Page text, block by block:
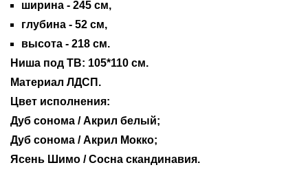
ширина - 245 см,
глубина - 52 см,
высота - 218 см.
Ниша под ТВ: 105*110 см.
Материал ЛДСП.
Цвет исполнения:
Дуб сонома / Акрил белый;
Дуб сонома / Акрил Мокко;
Ясень Шимо / Сосна скандинавия.